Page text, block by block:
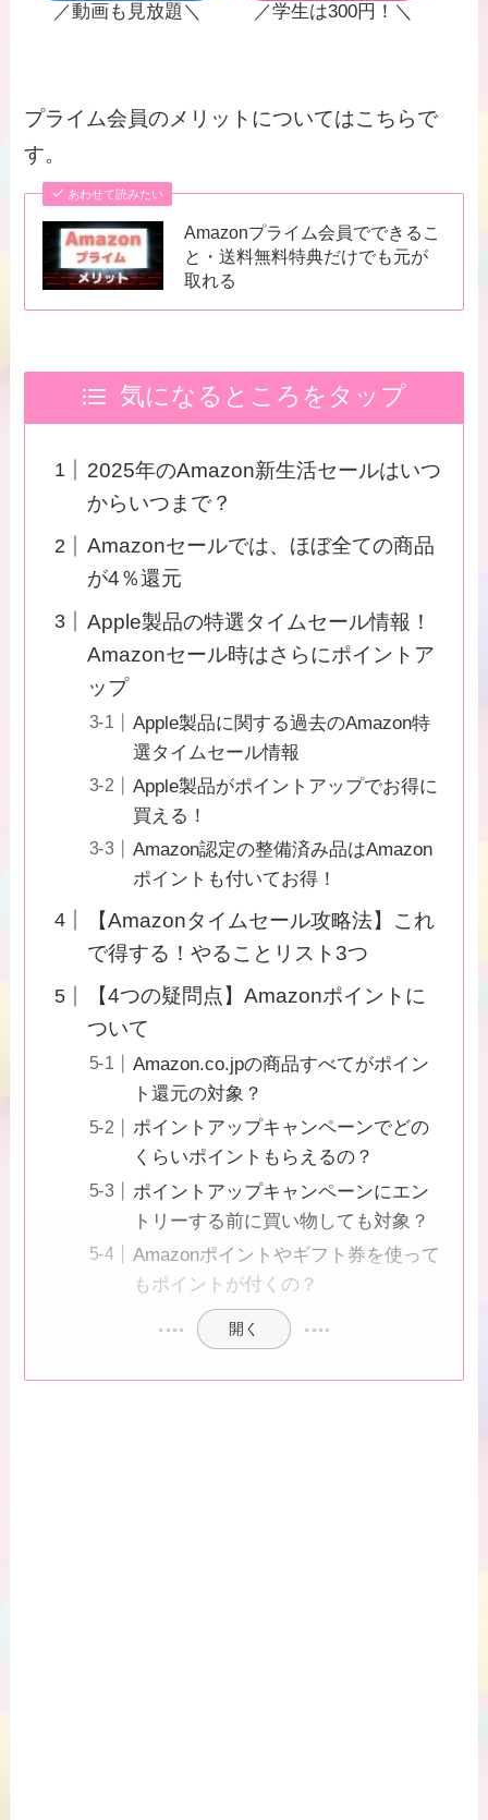
／動画も見放題＼ ／学生は300円！＼
プライム会員のメリットについてはこちらで
す。
あわせて読みたい
Amazonプライム会員でできるこ
と・送料無料特典だけでも元が
取れる
気になるところをタップ
2025年のAmazon新生活セールはいつ
からいつまで？
Amazonセールでは、ほぼ全ての商品
が4％還元
Apple製品の特選タイムセール情報！
Amazonセール時はさらにポイントア
ップ
Apple製品に関する過去のAmazon特
選タイムセール情報
Apple製品がポイントアップでお得に
買える！
Amazon認定の整備済み品はAmazon
ポイントも付いてお得！
【Amazonタイムセール攻略法】これ
で得する！やることリスト3つ
【4つの疑問点】Amazonポイントに
ついて
Amazon.co.jpの商品すべてがポイン
ト還元の対象？
ポイントアップキャンペーンでどの
くらいポイントもらえるの？
ポイントアップキャンペーンにエン
トリーする前に買い物しても対象？
Amazonポイントやギフト券を使って
もポイントが付くの？
開く